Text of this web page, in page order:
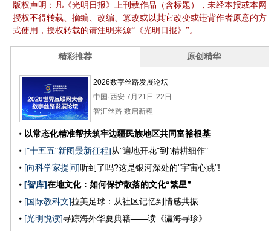
版权声明：凡《光明日报》上刊载作品（含标题），未经本报或本网
授权不得转载、摘编、改编、篡改或以其它改变或违背作者原意的方
式使用，授权转载的请注明来源“《光明日报》”。